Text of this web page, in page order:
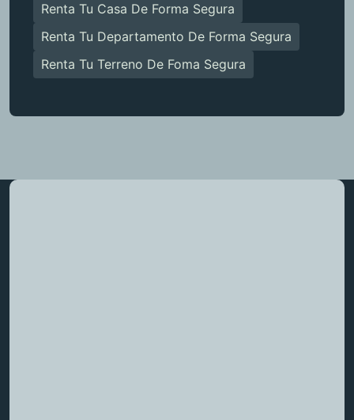
Renta Tu Casa De Forma Segura
Renta Tu Departamento De Forma Segura
Renta Tu Terreno De Foma Segura